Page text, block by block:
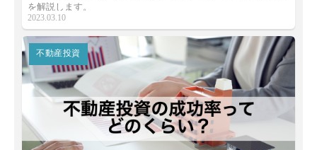
を解説します。
2023.03.10
不動産投資